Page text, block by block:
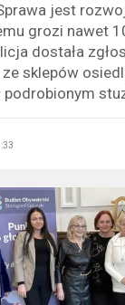
jest
grozi nawet
dostała
sklepów
podrobionym